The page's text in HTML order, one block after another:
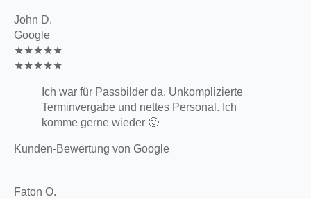
John D.
Google
★★★★★
★★★★★
Ich war für Passbilder da. Unkomplizierte
Terminvergabe und nettes Personal. Ich
komme gerne wieder 🙂
Kunden-Bewertung von Google
Faton O.